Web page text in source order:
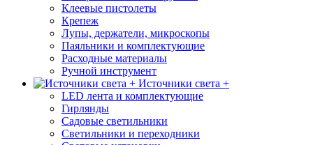
Клеевые пистолеты
Крепеж
Лупы, держатели, микроскопы
Паяльники и комплектующие
Расходные материалы
Ручной инструмент
Источники света +
LED лента и комплектующие
Гирлянды
Садовые светильники
Светильники и переходники